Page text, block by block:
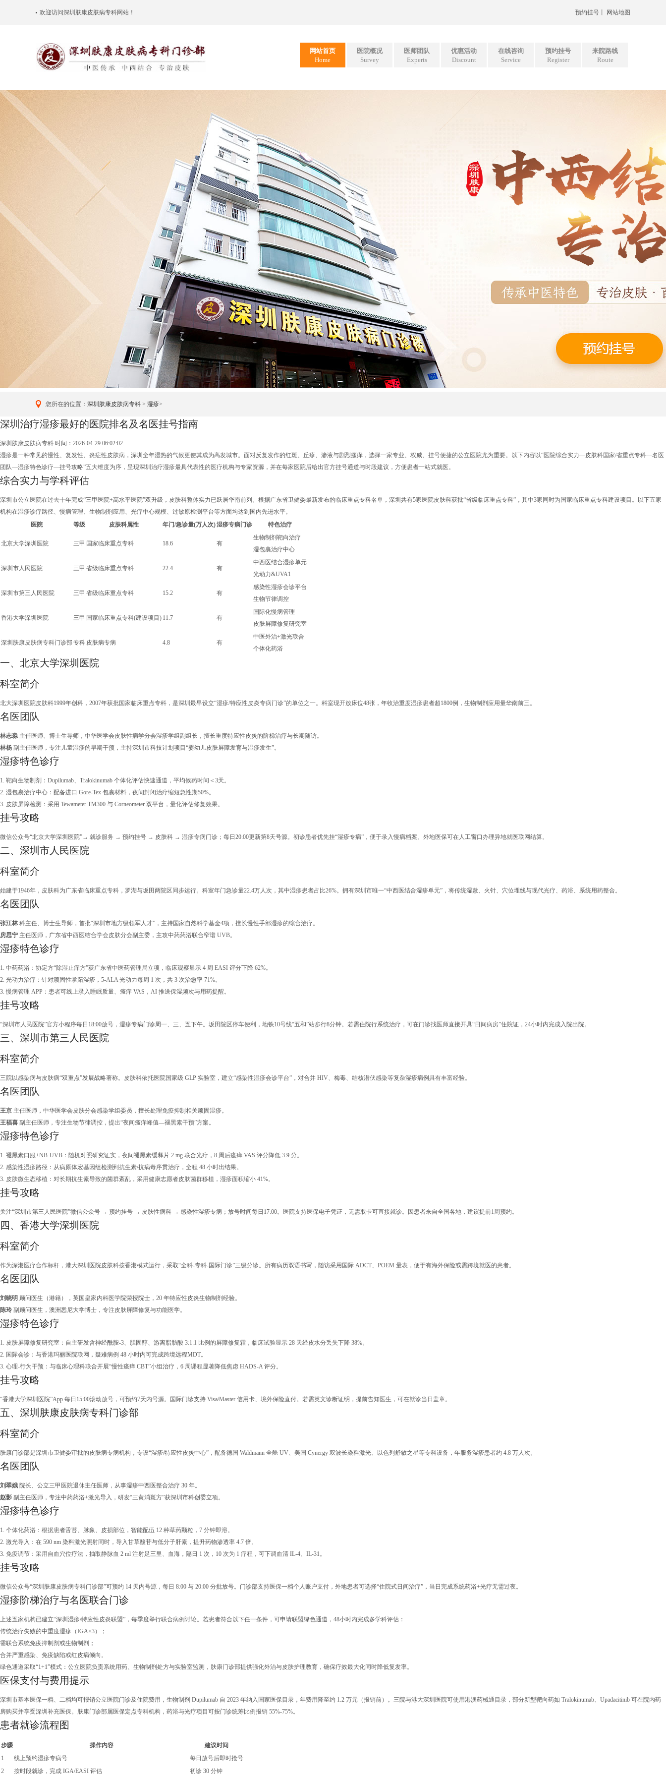
欢迎访问深圳肤康皮肤病专科网站！ 预约挂号 网站地图
网站首页
Home
医院概况
Survey
医师团队
Experts
优惠活动
Discount
在线咨询
Service
预约挂号
Register
来院路线
Route
您所在的位置： 深圳肤康皮肤病专科 > 湿疹>
深圳治疗湿疹最好的医院排名及名医挂号指南
深圳肤康皮肤病专科 时间：2026-04-29 06:02:02
湿疹是一种常见的慢性、复发性、炎症性皮肤病，深圳全年湿热的气候更使其成为高发城市。面对反复发作的红斑、丘疹、渗液与剧烈瘙痒，选择一家专业、权威、挂号便捷的公立医院尤为重要。以下内容以“医院综合实力—皮肤科国家/省重点专科—名医
团队—湿疹特色诊疗—挂号攻略”五大维度为序，呈现深圳治疗湿疹最具代表性的医疗机构与专家资源，并在每家医院后给出官方挂号通道与时段建议，方便患者一站式就医。
综合实力与学科评估
深圳市公立医院在过去十年完成“三甲医院+高水平医院”双升级，皮肤科整体实力已跃居华南前列。根据广东省卫健委最新发布的临床重点专科名单，深圳共有5家医院皮肤科获批“省级临床重点专科”，其中3家同时为国家临床重点专科建设项目。以下五家
机构在湿疹诊疗路径、慢病管理、生物制剂应用、光疗中心规模、过敏原检测平台等方面均达到国内先进水平。
医院
等级 皮肤科属性 年门/急诊量(万人次)湿疹专病门诊 特色治疗
北京大学深圳医院 三甲 国家临床重点专科 18.6 有
生物制剂靶向治疗
湿包裹治疗中心
深圳市人民医院 三甲 省级临床重点专科 22.4 有
中西医结合湿疹单元
光动力&UVA1
深圳市第三人民医院 三甲 省级临床重点专科 15.2 有
感染性湿疹会诊平台
生物节律调控
香港大学深圳医院 三甲 国家临床重点专科(建设项目) 11.7 有
国际化慢病管理
皮肤屏障修复研究室
深圳肤康皮肤病专科门诊部专科 皮肤病专病 4.8 有
中医外治+激光联合
个体化药浴
一、北京大学深圳医院
科室简介
北大深圳医院皮肤科1999年创科，2007年获批国家临床重点专科，是深圳最早设立“湿疹/特应性皮炎专病门诊”的单位之一。科室现开放床位48张，年收治重度湿疹患者超1800例，生物制剂应用量华南前三。
名医团队
林志淼 主任医师、博士生导师，中华医学会皮肤性病学分会湿疹学组副组长，擅长重度特应性皮炎的阶梯治疗与长期随访。
林杨 副主任医师，专注儿童湿疹的早期干预，主持深圳市科技计划项目“婴幼儿皮肤屏障发育与湿疹发生”。
湿疹特色诊疗
1. 靶向生物制剂：Dupilumab、Tralokinumab 个体化评估快速通道，平均候药时间＜3天。
2. 湿包裹治疗中心：配备进口 Gore-Tex 包裹材料，夜间封闭治疗缩短急性期50%。
3. 皮肤屏障检测：采用 Tewameter TM300 与 Corneometer 双平台，量化评估修复效果。
挂号攻略
微信公众号“北京大学深圳医院”→ 就诊服务 → 预约挂号 → 皮肤科 → 湿疹专病门诊；每日20:00更新第8天号源。初诊患者优先挂“湿疹专病”，便于录入慢病档案。外地医保可在人工窗口办理异地就医联网结算。
二、深圳市人民医院
科室简介
始建于1946年，皮肤科为广东省临床重点专科，罗湖与坂田两院区同步运行。科室年门急诊量22.4万人次，其中湿疹患者占比26%。拥有深圳市唯一“中西医结合湿疹单元”，将传统湿敷、火针、穴位埋线与现代光疗、药浴、系统用药整合。
名医团队
张江林 科主任、博士生导师，首批“深圳市地方级领军人才”，主持国家自然科学基金4项，擅长慢性手部湿疹的综合治疗。
房思宁 主任医师，广东省中西医结合学会皮肤分会副主委，主攻中药药浴联合窄谱 UVB。
湿疹特色诊疗
1. 中药药浴：协定方“除湿止痒方”获广东省中医药管理局立项，临床观察显示 4 周 EASI 评分下降 62%。
2. 光动力治疗：针对顽固性掌跖湿疹，5-ALA 光动力每周 1 次，共 3 次治愈率 71%。
3. 慢病管理 APP：患者可线上录入睡眠质量、瘙痒 VAS，AI 推送保湿频次与用药提醒。
挂号攻略
“深圳市人民医院”官方小程序每日18:00放号，湿疹专病门诊周一、三、五下午。坂田院区停车便利，地铁10号线“五和”站步行8分钟。若需住院行系统治疗，可在门诊找医师直接开具“日间病房”住院证，24小时内完成入院出院。
三、深圳市第三人民医院
科室简介
三院以感染病与皮肤病“双重点”发展战略著称。皮肤科依托医院国家级 GLP 实验室，建立“感染性湿疹会诊平台”，对合并 HIV、梅毒、结核潜伏感染等复杂湿疹病例具有丰富经验。
名医团队
王京 主任医师，中华医学会皮肤分会感染学组委员，擅长处理免疫抑制相关顽固湿疹。
王福喜 副主任医师，专注生物节律调控，提出“夜间瘙痒峰值—褪黑素干预”方案。
湿疹特色诊疗
1. 褪黑素口服+NB-UVB：随机对照研究证实，夜间褪黑素缓释片 2 mg 联合光疗，8 周后瘙痒 VAS 评分降低 3.9 分。
2. 感染性湿疹路径：从病原体宏基因组检测到抗生素/抗病毒序贯治疗，全程 48 小时出结果。
3. 皮肤微生态移植：对长期抗生素导致的菌群紊乱，采用健康志愿者皮肤菌群移植，湿疹面积缩小 41%。
挂号攻略
关注“深圳市第三人民医院”微信公众号 → 预约挂号 → 皮肤性病科 → 感染性湿疹专病；放号时间每日17:00。医院支持医保电子凭证，无需取卡可直接就诊。因患者来自全国各地，建议提前1周预约。
四、香港大学深圳医院
科室简介
作为深港医疗合作标杆，港大深圳医院皮肤科按香港模式运行，采取“全科-专科-国际门诊”三级分诊。所有病历双语书写，随访采用国际 ADCT、POEM 量表，便于有海外保险或需跨境就医的患者。
名医团队
刘晓明 顾问医生（港籍），英国皇家内科医学院荣授院士，20 年特应性皮炎生物制剂经验。
陈玲 副顾问医生，澳洲悉尼大学博士，专注皮肤屏障修复与功能医学。
湿疹特色诊疗
1. 皮肤屏障修复研究室：自主研发含神经酰胺-3、胆固醇、游离脂肪酸 3:1:1 比例的屏障修复霜，临床试验显示 28 天经皮水分丢失下降 38%。
2. 国际会诊：与香港玛丽医院联网，疑难病例 48 小时内可完成跨境远程MDT。
3. 心理-行为干预：与临床心理科联合开展“慢性瘙痒 CBT”小组治疗，6 周课程显著降低焦虑 HADS-A 评分。
挂号攻略
“香港大学深圳医院”App 每日15:00滚动放号，可预约7天内号源。国际门诊支持 Visa/Master 信用卡、境外保险直付。若需英文诊断证明，提前告知医生，可在就诊当日盖章。
五、深圳肤康皮肤病专科门诊部
科室简介
肤康门诊部是深圳市卫健委审批的皮肤病专病机构，专设“湿疹/特应性皮炎中心”，配备德国 Waldmann 全舱 UV、美国 Cynergy 双波长染料激光、以色列舒敏之星等专科设备，年服务湿疹患者约 4.8 万人次。
名医团队
刘翠娥 院长、公立三甲医院退休主任医师，从事湿疹中西医整合治疗 30 年。
赵影 副主任医师，专注中药药浴+激光导入，研发“三黄消斑方”获深圳市科创委立项。
湿疹特色诊疗
1. 个体化药浴：根据患者舌苔、脉象、皮损部位，智能配伍 12 种草药颗粒，7 分钟即溶。
2. 激光导入：在 590 nm 染料激光照射同时，导入甘草酸苷与低分子肝素，提升药物渗透率 4.7 倍。
3. 免疫调节：采用自血穴位疗法，抽取静脉血 2 ml 注射足三里、血海，隔日 1 次，10 次为 1 疗程，可下调血清 IL-4、IL-31。
挂号攻略
微信公众号“深圳肤康皮肤病专科门诊部”可预约 14 天内号源，每日 8:00 与 20:00 分批放号。门诊部支持医保一档个人账户支付，外地患者可选择“住院式日间治疗”，当日完成系统药浴+光疗无需过夜。
湿疹阶梯治疗与名医联合门诊
上述五家机构已建立“深圳湿疹/特应性皮炎联盟”，每季度举行联合病例讨论。若患者符合以下任一条件，可申请联盟绿色通道，48小时内完成多学科评估：
传统治疗失败的中重度湿疹（IGA≥3）；
需联合系统免疫抑制剂或生物制剂；
合并严重感染、免疫缺陷或红皮病倾向。
绿色通道采取“1+1”模式：公立医院负责系统用药、生物制剂处方与实验室监测，肤康门诊部提供强化外治与皮肤护理教育，确保疗效最大化同时降低复发率。
医保支付与费用提示
深圳市基本医保一档、二档均可报销公立医院门诊及住院费用，生物制剂 Dupilumab 自 2023 年纳入国家医保目录，年费用降至约 1.2 万元（报销前）。三院与港大深圳医院可使用港澳药械通目录，部分新型靶向药如 Tralokinumab、Upadacitinib 可在院内药
房购买并享受深圳补充医保。肤康门诊部属医保定点专科机构，药浴与光疗项目可按门诊统筹比例报销 55%-75%。
患者就诊流程图
步骤 操作内容
建议时间
1
线上预约湿疹专病号
每日放号后即时抢号
2
按时段就诊，完成 IGA/EASI 评估 初诊 30 分钟